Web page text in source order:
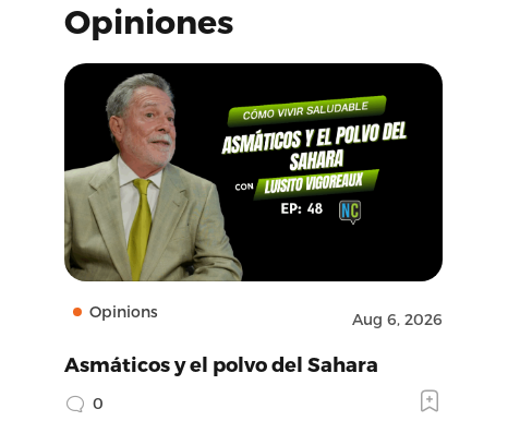
Opiniones
Opinions Aug 6, 2026
Asmáticos y el polvo del Sahara
0